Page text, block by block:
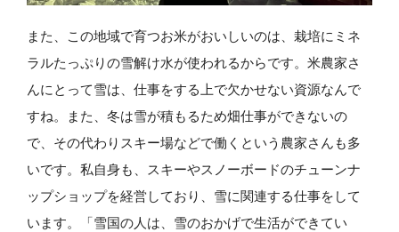
また、この地域で育つお米がおいしいのは、栽培にミネ
ラルたっぷりの雪解け水が使われるからです。米農家さ
んにとって雪は、仕事をする上で欠かせない資源なんで
すね。また、冬は雪が積もるため畑仕事ができないの
で、その代わりスキー場などで働くという農家さんも多
いです。私自身も、スキーやスノーボードのチューンナ
ップショップを経営しており、雪に関連する仕事をして
います。「雪国の人は、雪のおかげで生活ができてい